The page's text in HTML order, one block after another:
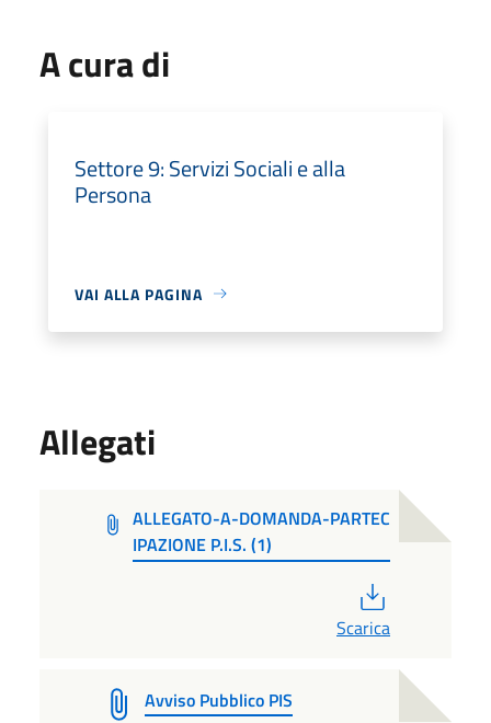
A cura di
Settore 9: Servizi Sociali e alla
Persona
VAI ALLA PAGINA
Allegati
ALLEGATO-A-DOMANDA-PARTEC
IPAZIONE P.I.S. (1)
Scarica
Avviso Pubblico PIS